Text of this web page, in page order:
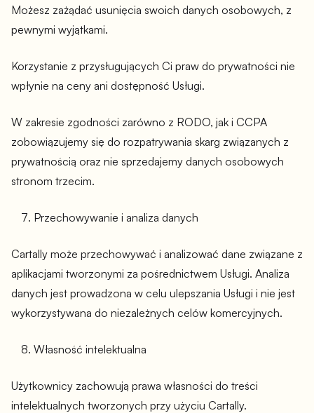
Możesz zażądać usunięcia swoich danych osobowych, z
pewnymi wyjątkami.
Korzystanie z przysługujących Ci praw do prywatności nie
wpłynie na ceny ani dostępność Usługi.
W zakresie zgodności zarówno z RODO, jak i CCPA
zobowiązujemy się do rozpatrywania skarg związanych z
prywatnością oraz nie sprzedajemy danych osobowych
stronom trzecim.
Przechowywanie i analiza danych
Cartally może przechowywać i analizować dane związane z
aplikacjami tworzonymi za pośrednictwem Usługi. Analiza
danych jest prowadzona w celu ulepszania Usługi i nie jest
wykorzystywana do niezależnych celów komercyjnych.
Własność intelektualna
Użytkownicy zachowują prawa własności do treści
intelektualnych tworzonych przy użyciu Cartally.